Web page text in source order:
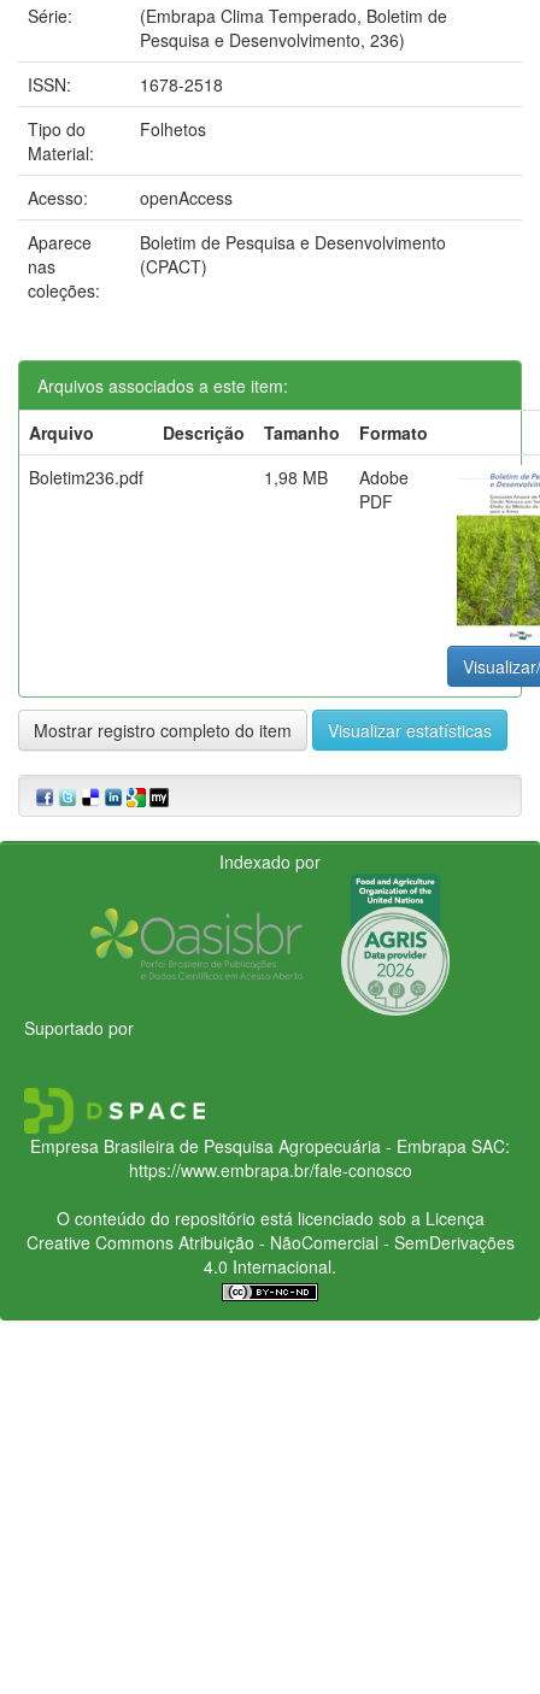
Série:
(Embrapa Clima Temperado, Boletim de
Pesquisa e Desenvolvimento, 236)
ISSN:
1678-2518
Tipo do
Material:
Folhetos
Acesso:
openAccess
Aparece
nas
coleções:
Boletim de Pesquisa e Desenvolvimento
(CPACT)
Arquivos associados a este item:
Arquivo
Descrição Tamanho
Formato
Boletim236.pdf
1,98 MB
Adobe
PDF
Mostrar registro completo do item Visualizar estatísticas
Indexado por
Suportado por
Empresa Brasileira de Pesquisa Agropecuária - Embrapa SAC:
https://www.embrapa.br/fale-conosco
O conteúdo do repositório está licenciado sob a Licença
Creative CommonsAtribuição - NãoComercial - SemDerivações
4.0 Internacional.